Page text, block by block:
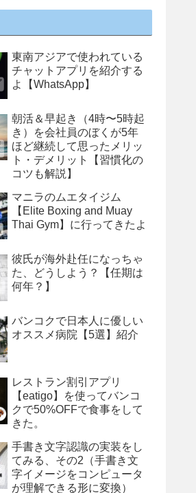
東南アジアで使われている
チャットアプリを紹介する
よ【WhatsApp】
朝活＆早起き（4時〜5時起
き）を会社員のぼくが5年
ほど継続して思ったメリッ
ト・デメリット【習慣化の
コツも解説】
マニラのムエタイジム
【Elite Boxing and Muay
Thai Gym】に行ってきたよ
彼氏が海外赴任になっちゃ
た、どうしよう？【任期は
何年？】
バンコクで日本人に優しい
オススメ病院【5選】紹介
レストラン割引アプリ
【eatigo】を使ってバンコ
クで50%OFFで食事をして
きた。
手書き文字認識の実装をし
てみる、その2（手書き文
字イメージをコンピュータ
が理解できる形に変換）